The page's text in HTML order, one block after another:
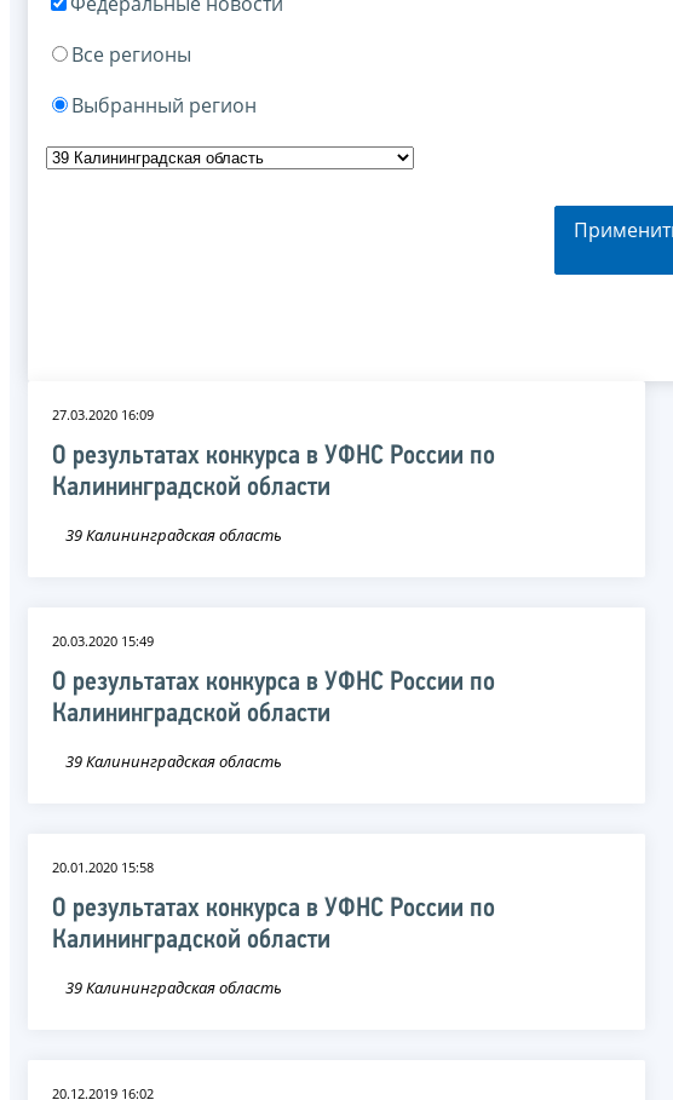
Все регионы
Выбранный регион
27.03.2020 16:09
О результатах конкурса в УФНС России по
Калининградской области
39 Калининградская область
20.03.2020 15:49
О результатах конкурса в УФНС России по
Калининградской области
39 Калининградская область
20.01.2020 15:58
О результатах конкурса в УФНС России по
Калининградской области
39 Калининградская область
20.12.2019 16:02